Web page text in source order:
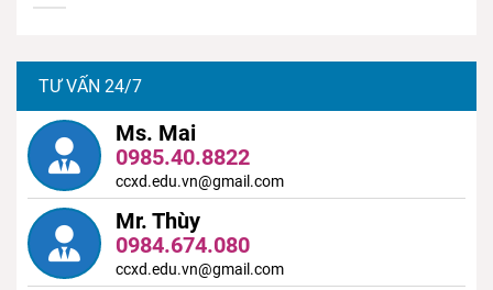
TƯ VẤN 24/7
Ms. Mai
0985.40.8822
ccxd.edu.vn@gmail.com
Mr. Thùy
0984.674.080
ccxd.edu.vn@gmail.com